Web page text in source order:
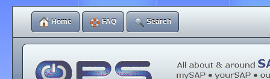
Home FAQ Search